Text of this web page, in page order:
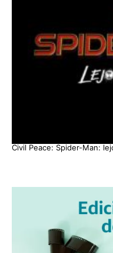
Civil Peace: Spider-Man: